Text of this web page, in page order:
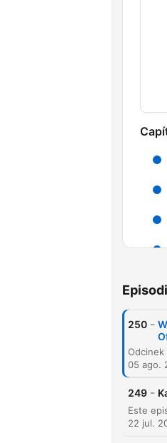
250 -
05 ago.
249 -
22 jul.